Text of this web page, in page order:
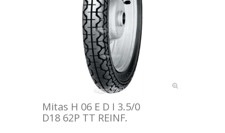
Mitas H 06 E D I 3.5/0
D18 62P TT REINF.